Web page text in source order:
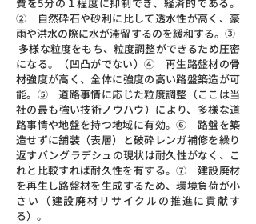
②    自然砕石や砂利に比して透水性が高く、豪
雨や洪水の際に水が滞留するのを緩和する。③
多様な粒度をもち、粒度調整ができるため圧密
になる。（凹凸がでない）④    再生路盤材の骨
材強度が高く、全体に強度の高い路盤築造が可
能。⑤    道路事情に応じた粒度調整（ここは当
社の最も強い技術ノウハウ）により、多様な道
路事情や地盤を持つ地域に有効。⑥    路盤を築
造せずに舗装（表層）と破砕レンガ補修を繰り
返すバングラデシュの現状は耐久性がなく、こ
れと比較すれば耐久性を有する。⑦    建設廃材
を再生し路盤材を生成するため、環境負荷が小
さい（建設廃材リサイクルの推進に貢献す
る）。